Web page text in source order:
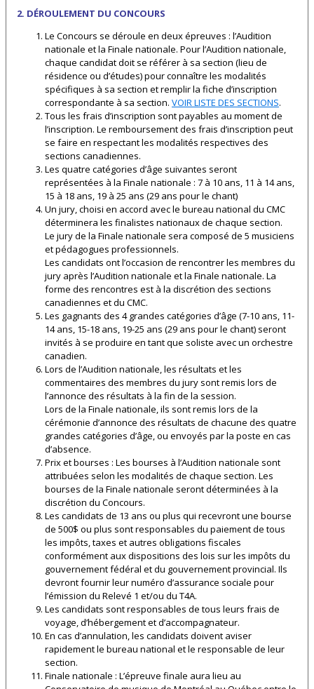
2. DÉROULEMENT DU CONCOURS
Le Concours se déroule en deux épreuves : l’Audition
nationale et la Finale nationale. Pour l’Audition nationale,
chaque candidat doit se référer à sa section (lieu de
résidence ou d’études) pour connaître les modalités
spécifiques à sa section et remplir la fiche d’inscription
correspondante à sa section. VOIR LISTE DES SECTIONS.
Tous les frais d’inscription sont payables au moment de
l’inscription. Le remboursement des frais d’inscription peut
se faire en respectant les modalités respectives des
sections canadiennes.
Les quatre catégories d’âge suivantes seront
représentées à la Finale nationale : 7 à 10 ans, 11 à 14 ans,
15 à 18 ans, 19 à 25 ans (29 ans pour le chant)
Un jury, choisi en accord avec le bureau national du CMC
déterminera les finalistes nationaux de chaque section.
Le jury de la Finale nationale sera composé de 5 musiciens
et pédagogues professionnels.
Les candidats ont l’occasion de rencontrer les membres du
jury après l’Audition nationale et la Finale nationale. La
forme des rencontres est à la discrétion des sections
canadiennes et du CMC.
Les gagnants des 4 grandes catégories d’âge (7-10 ans, 11-
14 ans, 15-18 ans, 19-25 ans (29 ans pour le chant) seront
invités à se produire en tant que soliste avec un orchestre
canadien.
Lors de l’Audition nationale, les résultats et les
commentaires des membres du jury sont remis lors de
l’annonce des résultats à la fin de la session.
Lors de la Finale nationale, ils sont remis lors de la
cérémonie d’annonce des résultats de chacune des quatre
grandes catégories d’âge, ou envoyés par la poste en cas
d’absence.
Prix et bourses : Les bourses à l’Audition nationale sont
attribuées selon les modalités de chaque section. Les
bourses de la Finale nationale seront déterminées à la
discrétion du Concours.
Les candidats de 13 ans ou plus qui recevront une bourse
de 500$ ou plus sont responsables du paiement de tous
les impôts, taxes et autres obligations fiscales
conformément aux dispositions des lois sur les impôts du
gouvernement fédéral et du gouvernement provincial. Ils
devront fournir leur numéro d’assurance sociale pour
l’émission du Relevé 1 et/ou du T4A.
Les candidats sont responsables de tous leurs frais de
voyage, d’hébergement et d’accompagnateur.
En cas d’annulation, les candidats doivent aviser
rapidement le bureau national et le responsable de leur
section.
Finale nationale : L’épreuve finale aura lieu au